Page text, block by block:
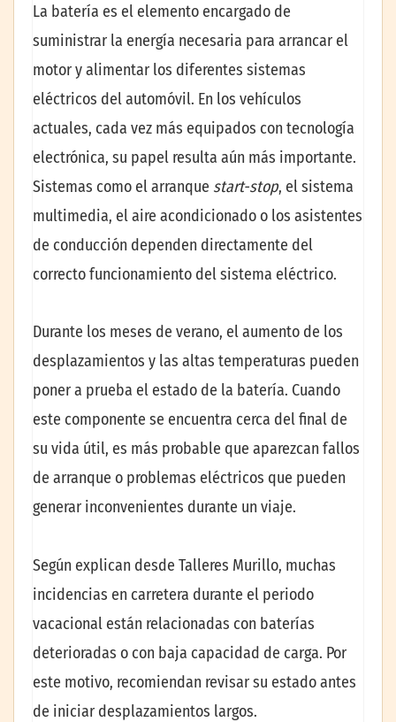
La batería es el elemento encargado de
suministrar la energía necesaria para arrancar el
motor y alimentar los diferentes sistemas
eléctricos del automóvil. En los vehículos
actuales, cada vez más equipados con tecnología
electrónica, su papel resulta aún más importante.
Sistemas como el arranque start-stop, el sistema
multimedia, el aire acondicionado o los asistentes
de conducción dependen directamente del
correcto funcionamiento del sistema eléctrico.
Durante los meses de verano, el aumento de los
desplazamientos y las altas temperaturas pueden
poner a prueba el estado de la batería. Cuando
este componente se encuentra cerca del final de
su vida útil, es más probable que aparezcan fallos
de arranque o problemas eléctricos que pueden
generar inconvenientes durante un viaje.
Según explican desde Talleres Murillo, muchas
incidencias en carretera durante el periodo
vacacional están relacionadas con baterías
deterioradas o con baja capacidad de carga. Por
este motivo, recomiendan revisar su estado antes
de iniciar desplazamientos largos.